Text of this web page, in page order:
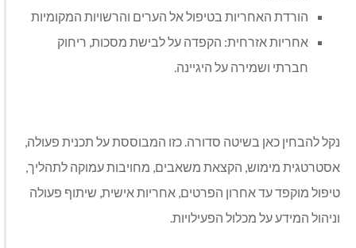
הורדת האחריות בטיפול אל הערים והרשויות המקומיות
אחריות אזרחית: הקפדה על לבישת מסכות, ריחוק
חברתי ושמירה על היגיינה.
נקל להבחין כאן בשיטה סדורה. כזו המבוססת על תכנית פעולה,
אסטרטגית מימוש, הקצאת משאבים, מחויבות עמוקה לתהליך,
טיפול מוקפד עד אחרון הפרטים, אחריות אישית, שיתוף פעולה
וניהול המידע על מכלול הפעילויות.